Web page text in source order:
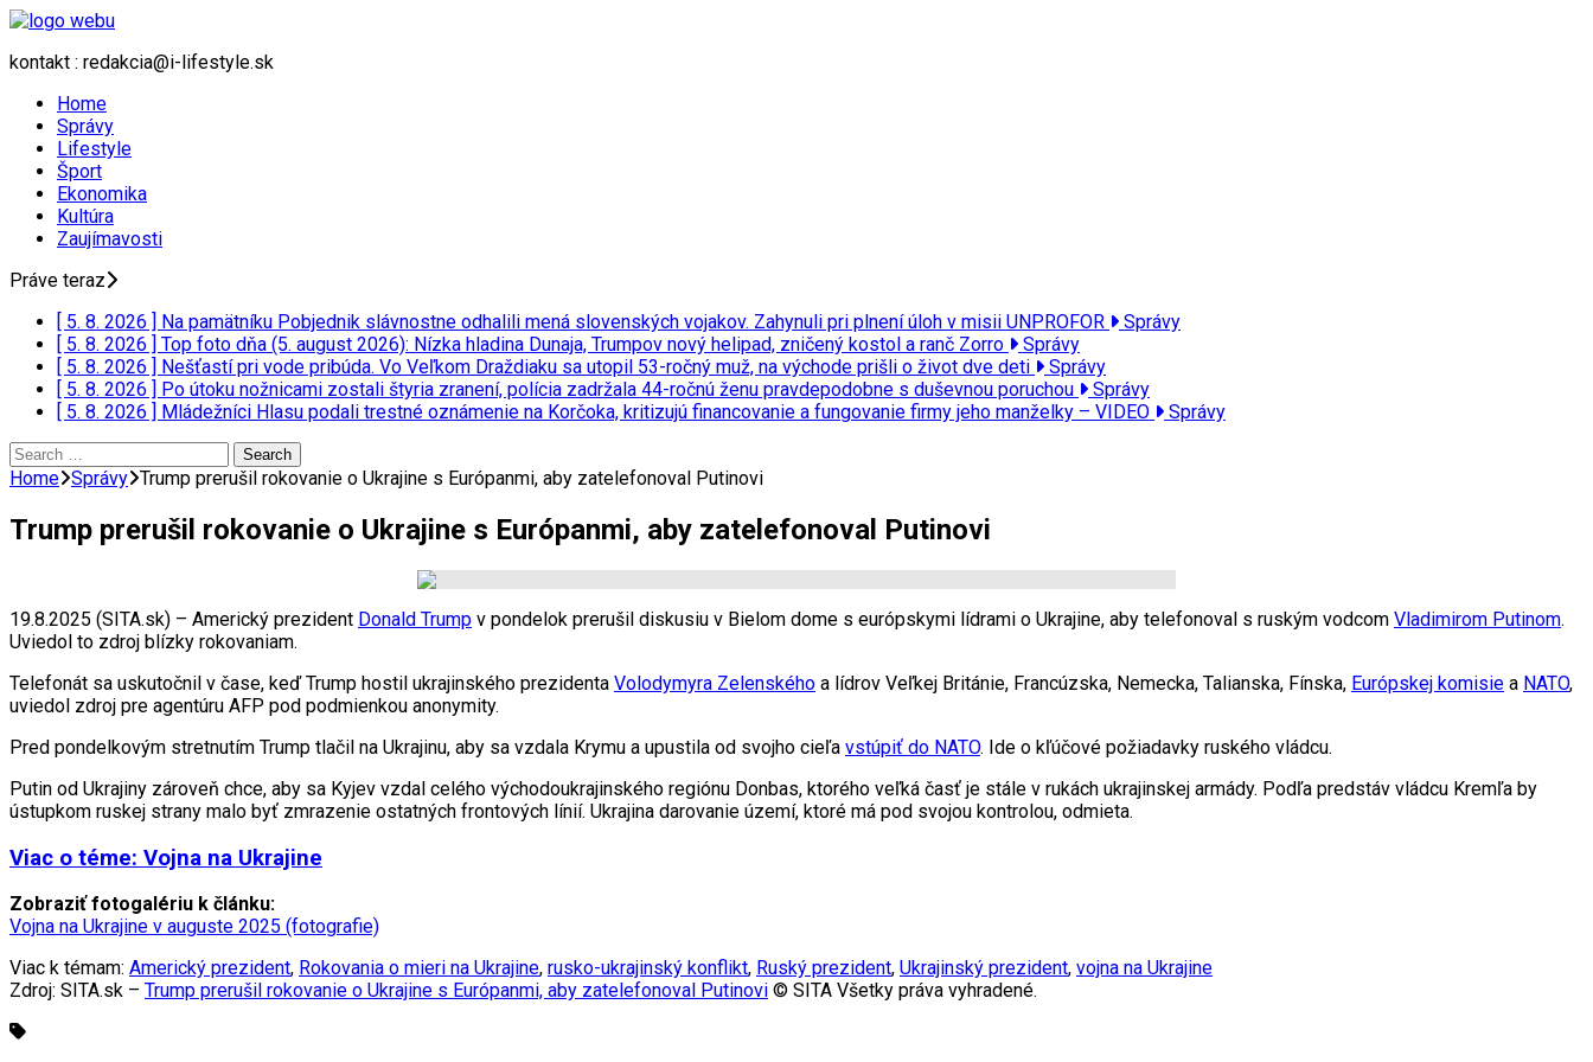
kontakt : redakcia@i-lifestyle.sk
Home
Správy
Lifestyle
Šport
Ekonomika
Kultúra
Zaujímavosti
Práve teraz
[ 5. 8. 2026 ] Na pamätníku Pobjednik slávnostne odhalili mená slovenských vojakov. Zahynuli pri plnení úloh v misii UNPROFOR
Správy
[ 5. 8. 2026 ] Top foto dňa (5. august 2026): Nízka hladina Dunaja, Trumpov nový helipad, zničený kostol a ranč Zorro
Správy
[ 5. 8. 2026 ] Nešťastí pri vode pribúda. Vo Veľkom Draždiaku sa utopil 53-ročný muž, na východe prišli o život dve deti
Správy
[ 5. 8. 2026 ] Po útoku nožnicami zostali štyria zranení, polícia zadržala 44-ročnú ženu pravdepodobne s duševnou poruchou
Správy
[ 5. 8. 2026 ] Mládežníci Hlasu podali trestné oznámenie na Korčoka, kritizujú financovanie a fungovanie firmy jeho manželky – VIDEO
Správy
Search
for:
Home Správy Trump prerušil rokovanie o Ukrajine s Európanmi, aby zatelefonoval Putinovi
Trump prerušil rokovanie o Ukrajine s Európanmi, aby zatelefonoval Putinovi
19.8.2025 (SITA.sk) – Americký prezident Donald Trump v pondelok prerušil diskusiu v Bielom dome s európskymi lídrami o Ukrajine, aby telefonoval s ruským vodcom Vladimirom Putinom.
Uviedol to zdroj blízky rokovaniam.
Telefonát sa uskutočnil v čase, keď Trump hostil ukrajinského prezidenta Volodymyra Zelenského a lídrov Veľkej Británie, Francúzska, Nemecka, Talianska, Fínska, Európskej komisie a NATO,
uviedol zdroj pre agentúru AFP pod podmienkou anonymity.
Pred pondelkovým stretnutím Trump tlačil na Ukrajinu, aby sa vzdala Krymu a upustila od svojho cieľa vstúpiť do NATO. Ide o kľúčové požiadavky ruského vládcu.
Putin od Ukrajiny zároveň chce, aby sa Kyjev vzdal celého východoukrajinského regiónu Donbas, ktorého veľká časť je stále v rukách ukrajinskej armády. Podľa predstáv vládcu Kremľa by
ústupkom ruskej strany malo byť zmrazenie ostatných frontových línií. Ukrajina darovanie území, ktoré má pod svojou kontrolou, odmieta.
Viac o téme: Vojna na Ukrajine
Zobraziť fotogalériu k článku:
Vojna na Ukrajine v auguste 2025 (fotografie)
Viac k témam: Americký prezident, Rokovania o mieri na Ukrajine, rusko-ukrajinský konflikt, Ruský prezident, Ukrajinský prezident, vojna na Ukrajine
Zdroj: SITA.sk – Trump prerušil rokovanie o Ukrajine s Európanmi, aby zatelefonoval Putinovi © SITA Všetky práva vyhradené.